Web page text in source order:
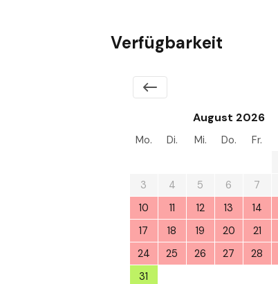
Verfügbarkeit
August 2026
Mo. Di. Mi. Do. Fr.
3
4 5 6 7
10
11 12 13 14
17
18 19 20 21
24
25 26 27 28
31